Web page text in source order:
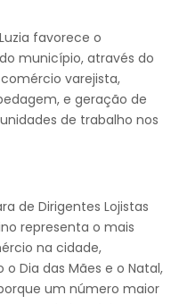
favorece o
município, através do
varejista,
e geração de
de trabalho nos
de Dirigentes Lojistas
representa o mais
na cidade,
Dia das Mães e o Natal,
um número maior